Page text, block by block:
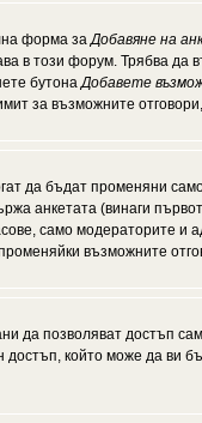
форма заДобавяне на
в този форум. Трябва да
бутонаДобавете
за възможните
да бъдат променяни
анкетата (винаги
само модераторите и
възможните
да позволяват достъп
който може да ви